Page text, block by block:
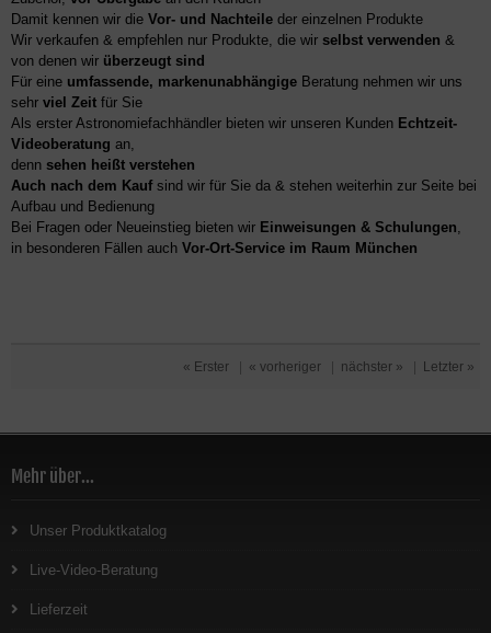
Damit kennen wir die Vor- und Nachteile der einzelnen Produkte
Wir verkaufen & empfehlen nur Produkte, die wir selbst verwenden &
von denen wir überzeugt sind
Für eine umfassende, markenunabhängige Beratung nehmen wir uns
sehr viel Zeit für Sie
Als erster Astronomiefachhändler bieten wir unseren Kunden Echtzeit-
Videoberatung an,
denn sehen heißt verstehen
Auch nach dem Kaufsind wir für Sie da & stehen weiterhin zur Seite bei
Aufbau und Bedienung
Bei Fragen oder Neueinstieg bieten wir Einweisungen & Schulungen,
in besonderen Fällen auch Vor-Ort-Service im Raum München
« Erster « vorheriger nächster » Letzter »
Mehr über...
Unser Produktkatalog
Live-Video-Beratung
Lieferzeit